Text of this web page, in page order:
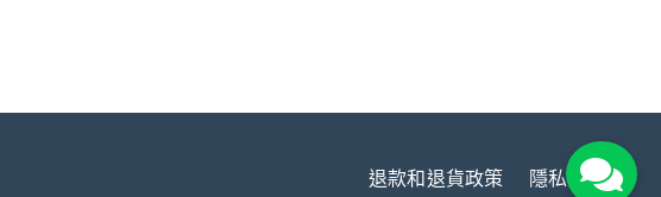
退款和退貨政策 隱私權政策